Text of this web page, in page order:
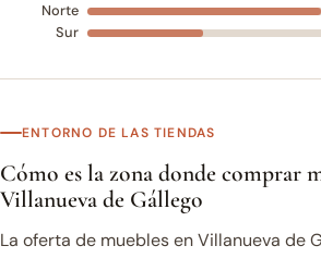
Norte
Sur
ENTORNO DE LAS TIENDAS
Cómo es la zona donde comprar
Villanueva de Gállego
La oferta de muebles en Villanueva de